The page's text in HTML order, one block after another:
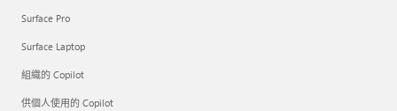
Surface Pro
Surface Laptop
組織的 Copilot
供個人使用的 Copilot